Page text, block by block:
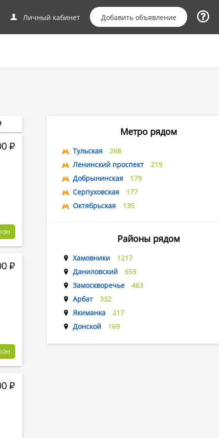
Личный кабинет Добавить объявление
Р
Р
Р
Метро рядом
Тульская
268
Ленинский проспект
219
Добрынинская
179
Серпуховская
177
Октябрьская
135
Районы рядом
Хамовники
1217
Даниловский
659
Замоскворечье
463
Арбат
332
Якиманка
217
Донской
169